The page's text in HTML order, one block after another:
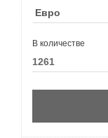
В количестве